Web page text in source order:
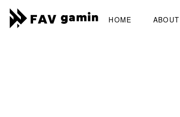
HOME ABOUT